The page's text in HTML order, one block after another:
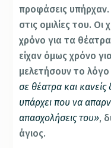
προφάσεις
στις ομιλίες του. Οι
χρόνο για τα
είχαν όμως χρόνο
μελετήσουν το
σε θέατρα και κανείς
υπάρχει που να
απασχολήσεις του»,
άγιος.